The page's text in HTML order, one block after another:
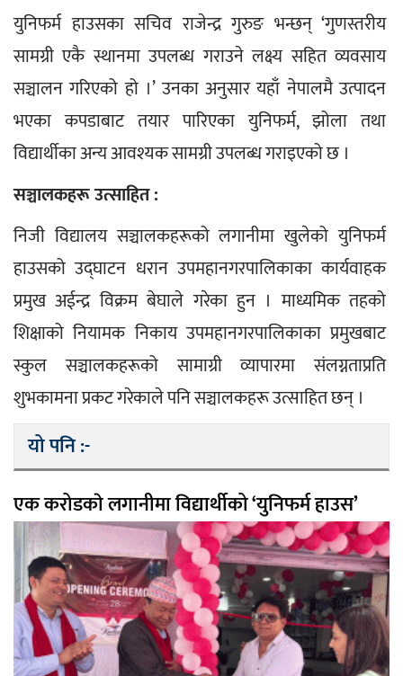
युनिफर्म हाउसका सचिव राजेन्द्र गुरुङ भन्छन् ‘गुणस्तरीय
सामग्री एकै स्थानमा उपलब्ध गराउने लक्ष्य सहित व्यवसाय
सञ्चालन गरिएको हो ।’ उनका अनुसार यहाँ नेपालमै उत्पादन
भएका कपडाबाट तयार पारिएका युनिफर्म, झोला तथा
विद्यार्थीका अन्य आवश्यक सामग्री उपलब्ध गराइएको छ ।
सञ्चालकहरू उत्साहित :
निजी विद्यालय सञ्चालकहरूको लगानीमा खुलेको युनिफर्म
हाउसको उद्घाटन धरान उपमहानगरपालिकाका कार्यवाहक
प्रमुख अईन्द्र विक्रम बेघाले गरेका हुन । माध्यमिक तहको
शिक्षाको नियामक निकाय उपमहानगरपालिकाका प्रमुखबाट
स्कुल सञ्चालकहरूको सामाग्री व्यापारमा संलग्नताप्रति
शुभकामना प्रकट गरेकाले पनि सञ्चालकहरू उत्साहित छन् ।
यो पनि :-
एक करोडकाे लगानीमा विद्यार्थीको ‘युनिफर्म हाउस’